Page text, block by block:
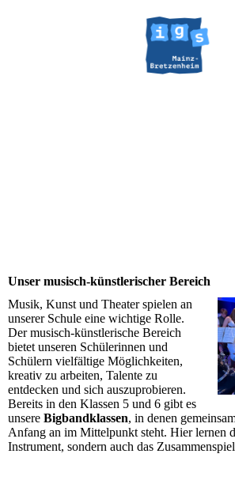
Unser musisch-künstlerischer Bereich
Musik, Kunst und Theater spielen an
unserer Schule eine wichtige Rolle.
Der musisch-künstlerische Bereich
bietet unseren Schülerinnen und
Schülern vielfältige Möglichkeiten,
kreativ zu arbeiten, Talente zu
entdecken und sich auszuprobieren.
Bereits in den Klassen 5 und 6 gibt es
unsere Bigbandklassen, in denen
Anfang an im Mittelpunkt steht. Hier lernen
Instrument, sondern auch das